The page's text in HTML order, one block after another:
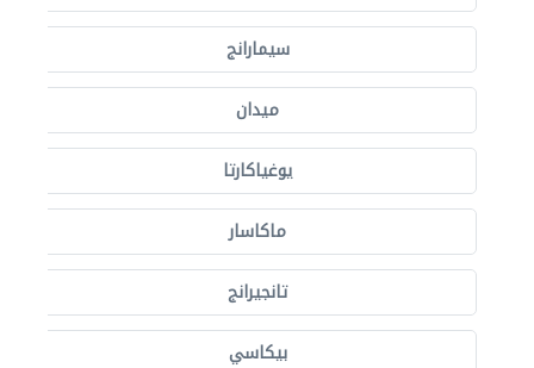
سيمارانج
ميدان
يوغياكارتا
ماكاسار
تانجيرانج
بيكاسي